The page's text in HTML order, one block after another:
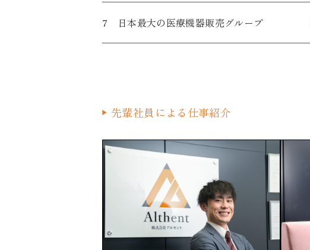
7 日本最大の医療機器販売グループ
先輩社員による仕事紹介